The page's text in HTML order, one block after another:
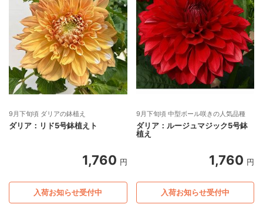
9月下旬頃 ダリアの鉢植え
ダリア：リド5号鉢植えト
1,760 円
入荷お知らせ受付中
9月下旬頃 中型ボール咲きの人気品種
ダリア：ルージュマジック5号鉢
植え
1,760 円
入荷お知らせ受付中